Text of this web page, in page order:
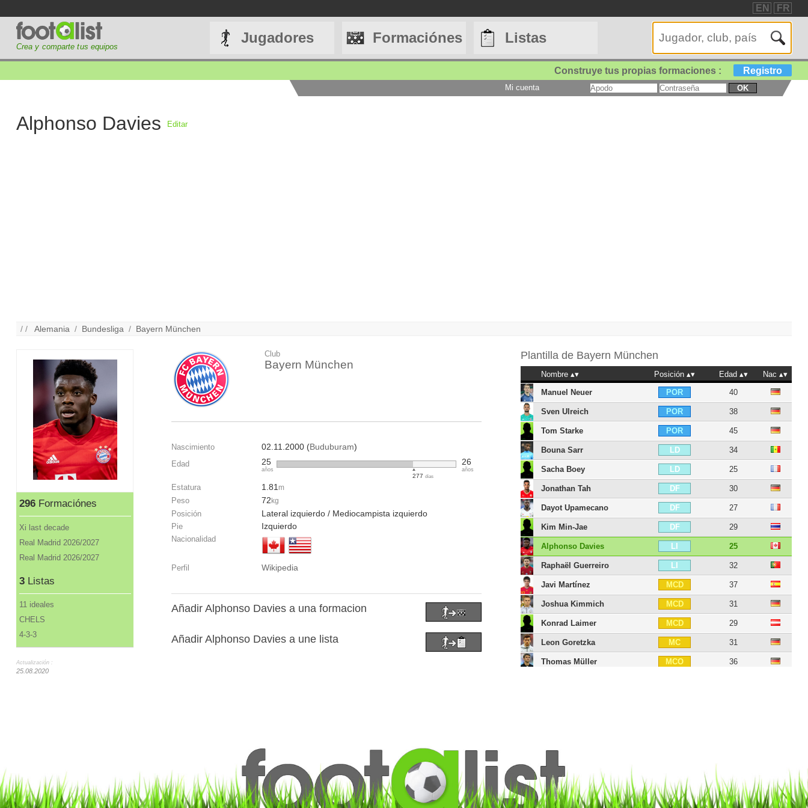
EN FR
Crea y comparte tus equipos
Jugadores Formaciónes Listas
Construye tus propias formaciones : Registro
Mi cuenta OK
Alphonso Davies Editar
/ /Alemania / Bundesliga / Bayern München
296Formaciónes
Xi last decade
Real Madrid 2026/2027
Real Madrid 2026/2027
3Listas
11 ideales
CHELS
4-3-3
Actualización :
25.08.2020
Club
Bayern München
Nascimiento 02.11.2000 (Buduburam)
Edad 25
años
277 días
26
años
Estatura 1.81m
Peso 72 kg
Posición Lateral izquierdo / Mediocampista izquierdo
Pie Izquierdo
Nacionalidad
Perfil Wikipedia
Añadir Alphonso Davies a una formacion
Añadir Alphonso Davies a une lista
Plantilla de Bayern München
Nombre Posición Edad
Nac
Manuel Neuer
POR 40
Sven Ulreich POR 38
Tom Starke POR 45
Bouna Sarr LD 34
Sacha Boey LD 25
Jonathan Tah DF 30
Dayot Upamecano DF 27
Kim Min-Jae DF 29
Alphonso Davies LI 25
Raphaël Guerreiro LI 32
Javi Martínez MCD 37
Joshua Kimmich MCD 31
Konrad Laimer MCD 29
Leon Goretzka MC 31
Thomas Müller MCO 36
Kingsley Coman 30
Luis Díaz DI 29